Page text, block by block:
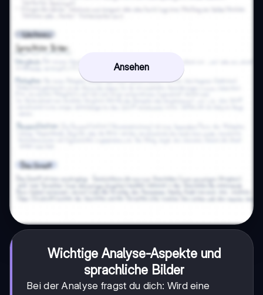
Ansehen
Wichtige Analyse-Aspekte und
sprachliche Bilder
Bei der Analyse fragst du dich: Wird eine